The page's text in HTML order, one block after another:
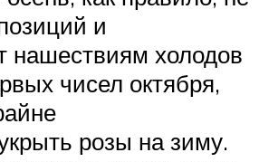
и
нашествиям холодов
чисел октября,
розы на зиму.